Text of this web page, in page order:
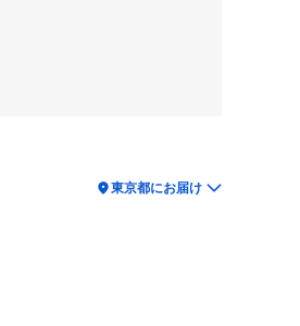
location_on東京都にお届け